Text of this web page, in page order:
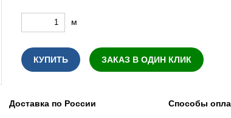
м
КУПИТЬ ЗАКАЗ В ОДИН КЛИК
Доставка по России Способы